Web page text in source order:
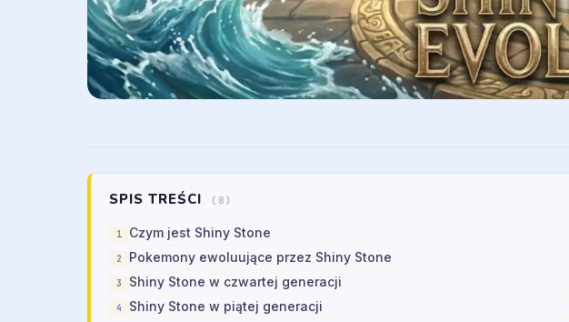
SPIS TREŚCI (8)
Czym jest Shiny Stone
Pokemony ewoluujące przez Shiny Stone
Shiny Stone w czwartej generacji
Shiny Stone w piątej generacji